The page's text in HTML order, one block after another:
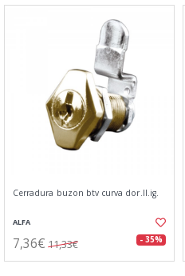
Cerradura buzon btv curva dor.ll.ig.
ALFA
7,36€ 11,33€ - 35%